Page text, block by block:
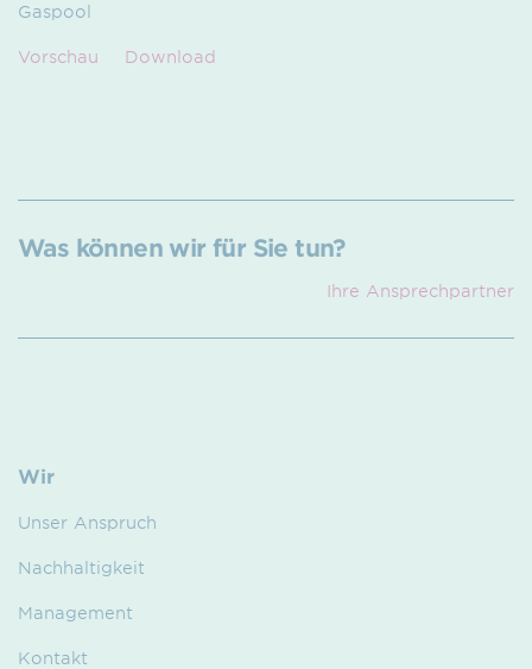
Gaspool
Vorschau Download
Was können wir für Sie tun?
Ihre Ansprech­partner
Wir
Unser Anspruch
Nachhaltigkeit
Management
Kontakt